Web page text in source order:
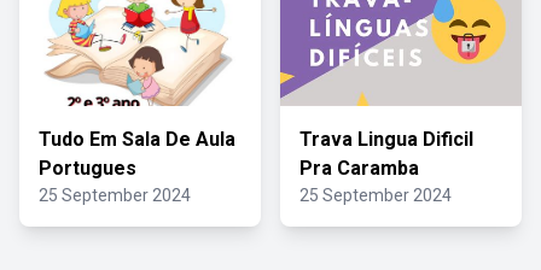
Tudo Em Sala De Aula
Portugues
25 September 2024
Trava Lingua Dificil
Pra Caramba
25 September 2024